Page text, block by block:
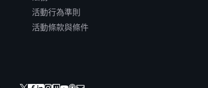
活動行為準則
活動條款與條件